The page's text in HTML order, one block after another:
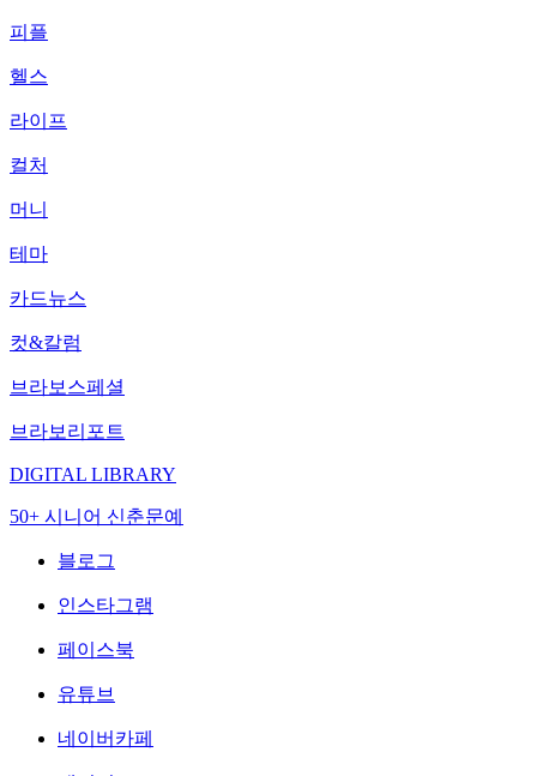
피플
헬스
라이프
컬처
머니
테마
카드뉴스
컷&칼럼
브라보스페셜
브라보리포트
DIGITAL LIBRARY
50+ 시니어 신춘문예
블로그
인스타그램
페이스북
유튜브
네이버카페